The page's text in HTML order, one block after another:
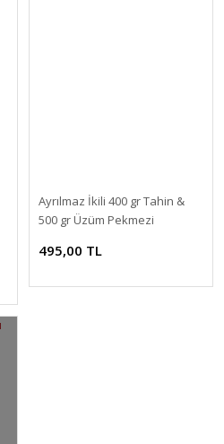
Ayrılmaz İkili 400 gr Tahin &
500 gr Üzüm Pekmezi
495,00 TL